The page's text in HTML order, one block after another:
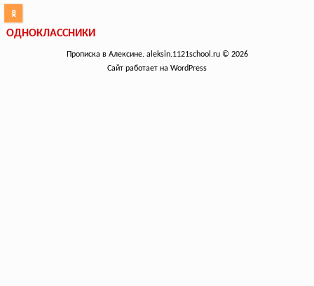
ОДНОКЛАССНИКИ
Прописка в Алексине. aleksin.1121school.ru © 2026
Сайт работает на WordPress